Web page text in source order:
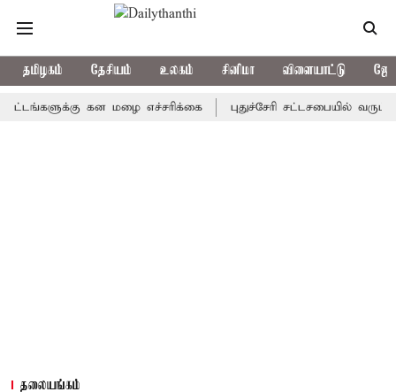
தமிழகம் தேசியம் உலகம் சினிமா விளையாட்டு
கன மழை எச்சரிக்கை புதுச்சேரி சட்டசபையில் வரும் 24ம்
தலையங்கம்